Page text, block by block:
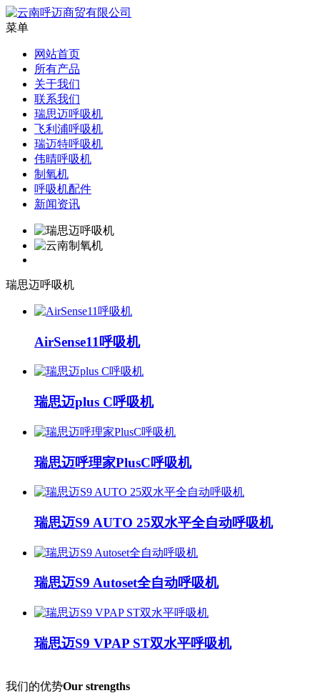
菜单
网站首页
所有产品
关于我们
联系我们
瑞思迈呼吸机
飞利浦呼吸机
瑞迈特呼吸机
伟晴呼吸机
制氧机
呼吸机配件
新闻资讯
瑞思迈呼吸机
AirSense11呼吸机
瑞思迈plus C呼吸机
瑞思迈呼理家PlusC呼吸机
瑞思迈S9 AUTO 25双水平全自动呼吸机
瑞思迈S9 Autoset全自动呼吸机
瑞思迈S9 VPAP ST双水平呼吸机
我们的优势Our strengths